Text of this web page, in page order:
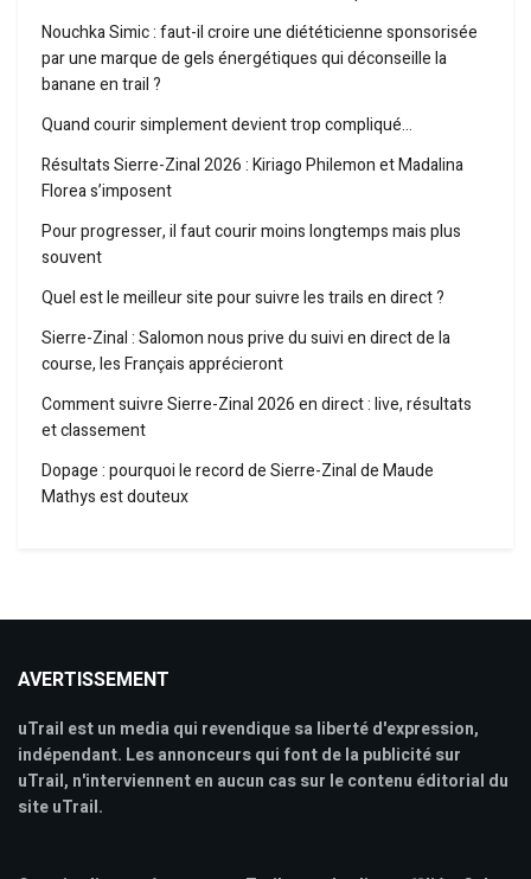
Nouchka Simic : faut-il croire une diététicienne sponsorisée
par une marque de gels énergétiques qui déconseille la
banane en trail ?
Quand courir simplement devient trop compliqué…
Résultats Sierre-Zinal 2026 : Kiriago Philemon et Madalina
Florea s’imposent
Pour progresser, il faut courir moins longtemps mais plus
souvent
Quel est le meilleur site pour suivre les trails en direct ?
Sierre-Zinal : Salomon nous prive du suivi en direct de la
course, les Français apprécieront
Comment suivre Sierre-Zinal 2026 en direct : live, résultats
et classement
Dopage : pourquoi le record de Sierre-Zinal de Maude
Mathys est douteux
AVERTISSEMENT
uTrail est un media qui revendique sa liberté d'expression,
indépendant. Les annonceurs qui font de la publicité sur
uTrail, n'interviennent en aucun cas sur le contenu éditorial du
site uTrail.